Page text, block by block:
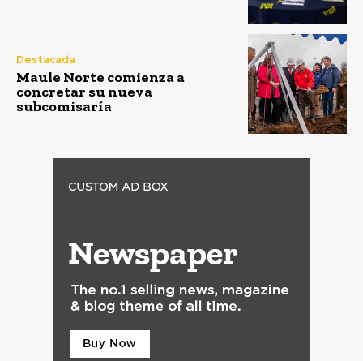
Destacada
Maule Norte comienza a
concretar su nueva
subcomisaría